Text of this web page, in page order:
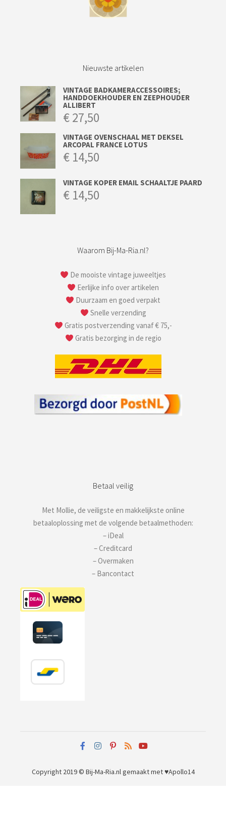
Nieuwste artikelen
VINTAGE BADKAMERACCESSOIRES;
HANDDOEKHOUDER EN ZEEPHOUDER
ALLIBERT
€27,50
VINTAGE OVENSCHAAL MET DEKSEL
ARCOPAL FRANCE LOTUS
€ 14,50
VINTAGE KOPER EMAIL SCHAALTJE PAARD
€ 14,50
Waarom Bij-Ma-Ria.nl?
De mooiste vintage juweeltjes
Eerlijke info over artikelen
Duurzaam en goed verpakt
Snelle verzending
Gratis postverzending vanaf € 75,-
Gratis bezorging in de regio
Betaal veilig
Met Mollie, de veiligste en makkelijkste online
betaaloplossing met de volgende betaalmethoden:
– iDeal
– Creditcard
– Overmaken
– Bancontact
Copyright 2019 © Bij-Ma-Ria.nlgemaakt met ♥Apollo14